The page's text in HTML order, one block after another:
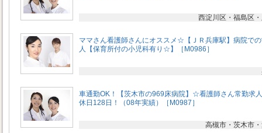
西淀川区・福島区
ママさん看護師さんにオススメ☆【ＪＲ兵庫駅】病院で
人【保育所付の小児科有り☆】［M0986］
車通勤OK！【茨木市の969床病院】☆看護師さん常勤求
休日128日！（08年実績）［M0987］
高槻市・茨木市